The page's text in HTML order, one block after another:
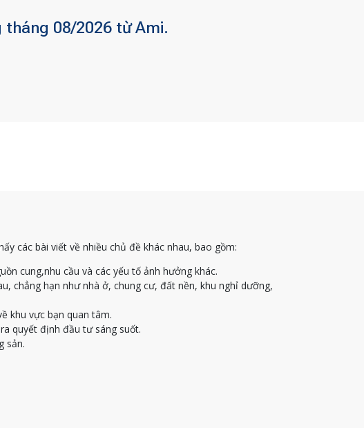
08/2026 từ Ami.
các bài viết về nhiều chủ đề khác nhau, bao gồm:
cung,nhu cầu và các yếu tố ảnh hưởng khác.
chẳng hạn như nhà ở, chung cư, đất nền, khu nghỉ dưỡng,
khu vực bạn quan tâm.
quyết định đầu tư sáng suốt.
sản.